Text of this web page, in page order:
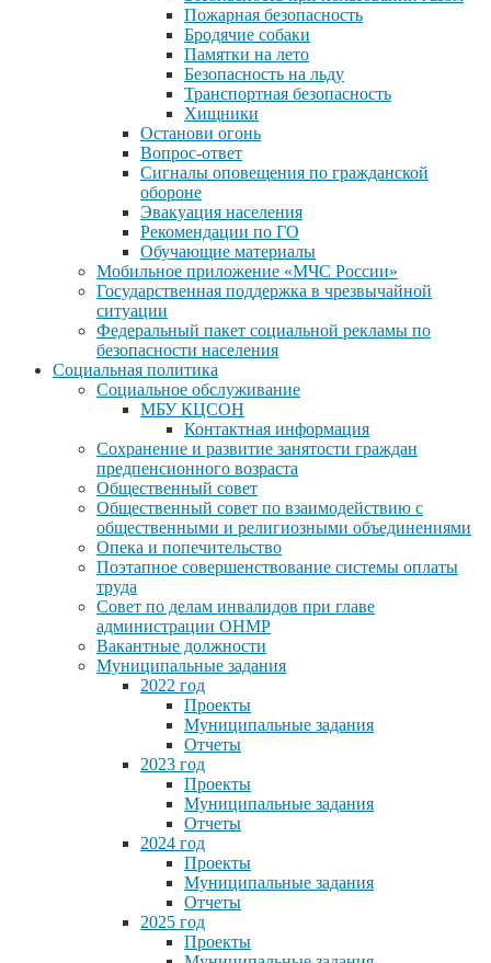
Пожарная безопасность
Бродячие собаки
Памятки на лето
Безопасность на льду
Транспортная безопасность
Хищники
Останови огонь
Вопрос-ответ
Сигналы оповещения по гражданской
обороне
Эвакуация населения
Рекомендации по ГО
Обучающие материалы
Мобильное приложение «МЧС России»
Государственная поддержка в чрезвычайной
ситуации
Федеральный пакет социальной рекламы по
безопасности населения
Социальная политика
Социальное обслуживание
МБУ КЦСОН
Контактная информация
Сохранение и развитие занятости граждан
предпенсионного возраста
Общественный совет
Общественный совет по взаимодействию с
общественными и религиозными объединениями
Опека и попечительство
Поэтапное совершенствование системы оплаты
труда
Совет по делам инвалидов при главе
администрации ОНМР
Вакантные должности
Муниципальные задания
2022 год
Проекты
Муниципальные задания
Отчеты
2023 год
Проекты
Муниципальные задания
Отчеты
2024 год
Проекты
Муниципальные задания
Отчеты
2025 год
Проекты